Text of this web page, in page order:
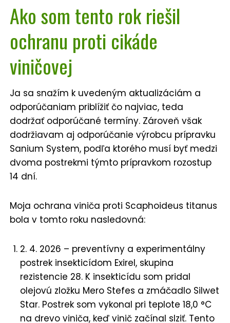
Ako som tento rok riešil
ochranu proti cikáde
viničovej
Ja sa snažím k uvedeným aktualizáciám a
odporúčaniam priblížiť čo najviac, teda
dodržať odporúčané termíny. Zároveň však
dodržiavam aj odporúčanie výrobcu prípravku
Sanium System, podľa ktorého musí byť medzi
dvoma postrekmi týmto prípravkom rozostup
14 dní.
Moja ochrana viniča proti Scaphoideus titanus
bola v tomto roku nasledovná:
2. 4. 2026 – preventívny a experimentálny
postrek insekticídom Exirel, skupina
rezistencie 28. K insekticídu som pridal
olejovú zložku Mero Stefes a zmáčadlo Silwet
Star. Postrek som vykonal pri teplote 18,0 °C
na drevo viniča, keď vinič začínal slziť. Tento